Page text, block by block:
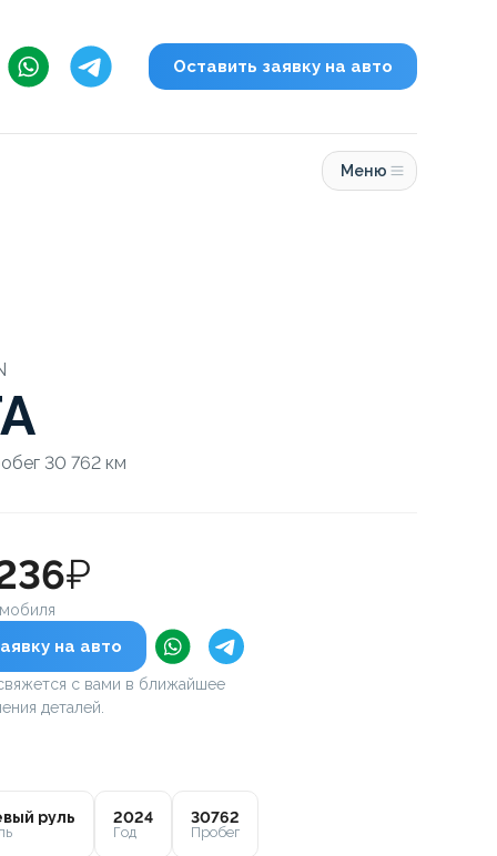
Оставить заявку на авто
Меню
30 762 км
₽
на авто
с вами в ближайшее
деталей.
руль 2024
Год
30762
Пробег